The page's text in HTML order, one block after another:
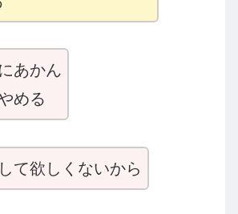
あかん
める
て欲しくないから